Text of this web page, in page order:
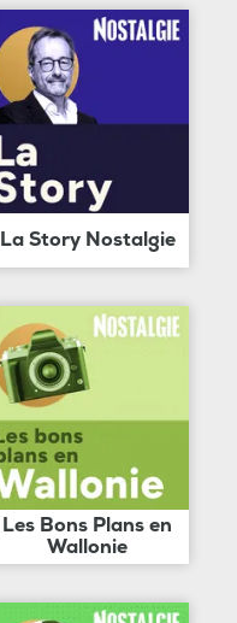
La Story Nostalgie
Les Bons Plans en
Wallonie